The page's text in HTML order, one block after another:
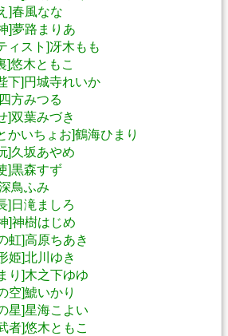
]春風なな
]夢路まりあ
ィスト]冴木もも
]悠木ともこ
下]円城寺れいか
方みつる
]双葉みづき
かいちょお]鶴海ひまり
]久坂あやめ
]黒森すず
鳥ふみ
]日滝ましろ
]神樹はじめ
虹]高原ちあき
姫]北川ゆき
り]木之下ゆゆ
空]鯱いかり
星]星海こよい
者]悠木ともこ